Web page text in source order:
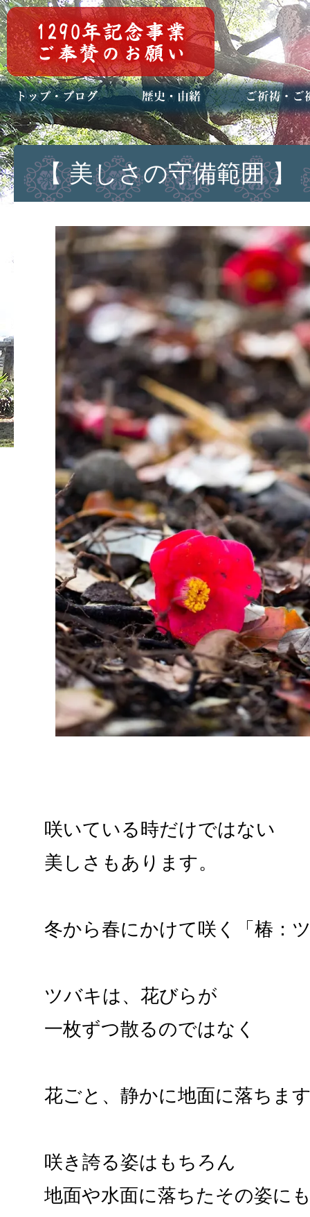
トップページ
ブログ(日々八百万)
お知らせ一覧 歴史・ご祭神
年中行事
メディア掲載 ご祈祷・ご祈
安産祈願
初宮参り
七五三詣
長寿のお祝い
神前結婚式
厄祓い・方位
車のお祓い
地鎮祭
神葬祭（神式
【 美しさの守備範囲 】
咲いている時だけではない
美しさもあります。
冬から春にかけて咲く「椿：
ツバキは、花びらが
一枚ずつ散るのではなく
花ごと、静かに地面に落ちま
咲き誇る姿はもちろん
地面や水面に落ちたその姿に